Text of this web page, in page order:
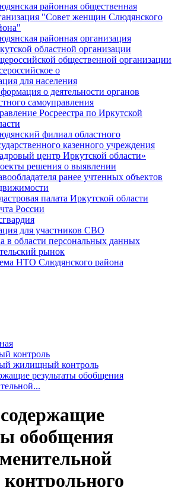
районная общественная
"Совет женщин Слюдянского
районная организация
областной организации
общественной организации
о
для населения
о деятельности органов
самоуправления
Росреестра по Иркутской
филиал областного
казенного учреждения
центр Иркутской области»
решения о выявлении
ранее учтенных объектов
палата Иркутской области
России
для участников СВО
в области персональных данных
рынок
НТО Слюдянского района
контроль
жилищный контроль
результаты обобщения
обобщения